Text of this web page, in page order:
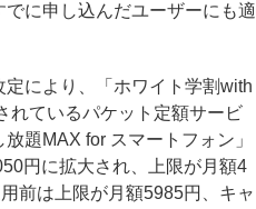
に申し込んだユーザーにも適
により、「ホワイト学割with
れているパケット定額サービ
題MAX for スマートフォン」
円に拡大され、上限が月額4
前は上限が月額5985円、キャ